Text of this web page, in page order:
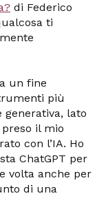
di Federico
ti
un fine
più
lato
il mio
con l’IA. Ho
ChatGPT per
volta anche per
di una